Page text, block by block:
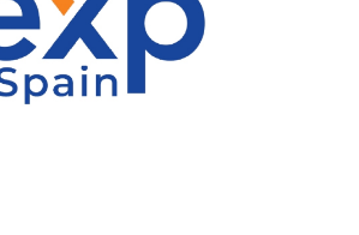
interactúan con el mercado
personas buscando comprar o
en línea, los agentes deben adaptarse
y proporcionar un servicio